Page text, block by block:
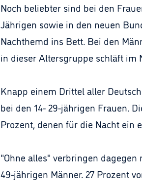
Noch beliebter sind bei den
Jährigen sowie in den neuen
Nachthemd ins Bett. Bei den
in dieser Altersgruppe schläft im
Knapp einem Drittel aller
bei den 14- 29-jährigen Frauen.
Prozent, denen für die Nacht ein
"Ohne alles" verbringen
49-jährigen Männer. 27 Prozent